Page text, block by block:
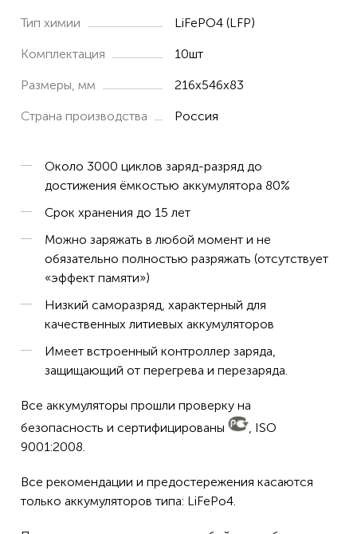
Тип химии LiFePO4 (LFP)
Комплектация 10шт
Размеры, мм 216x546x83
Страна производства Россия
Около 3000 циклов заряд-разряд до
достижения ёмкостью аккумулятора 80%
Срок хранения до 15 лет
Можно заряжать в любой момент и не
обязательно полностью разряжать (отсутствует
«эффект памяти»)
Низкий саморазряд, характерный для
качественных литиевых аккумуляторов
Имеет встроенный контроллер заряда,
защищающий от перегрева и перезаряда.
Все аккумуляторы прошли проверку на
безопасность и сертифицированы
, ISO
9001:2008.
Все рекомендации и предостережения касаются
только аккумуляторов типа: LiFePo4.